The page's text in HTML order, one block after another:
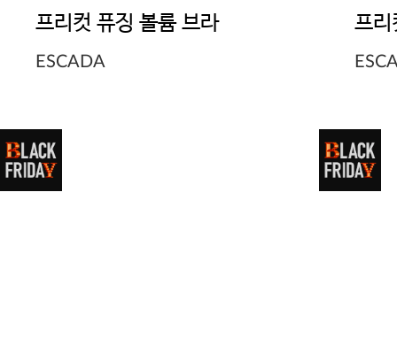
프리컷 퓨징 볼륨 브라
ESCADA
프리